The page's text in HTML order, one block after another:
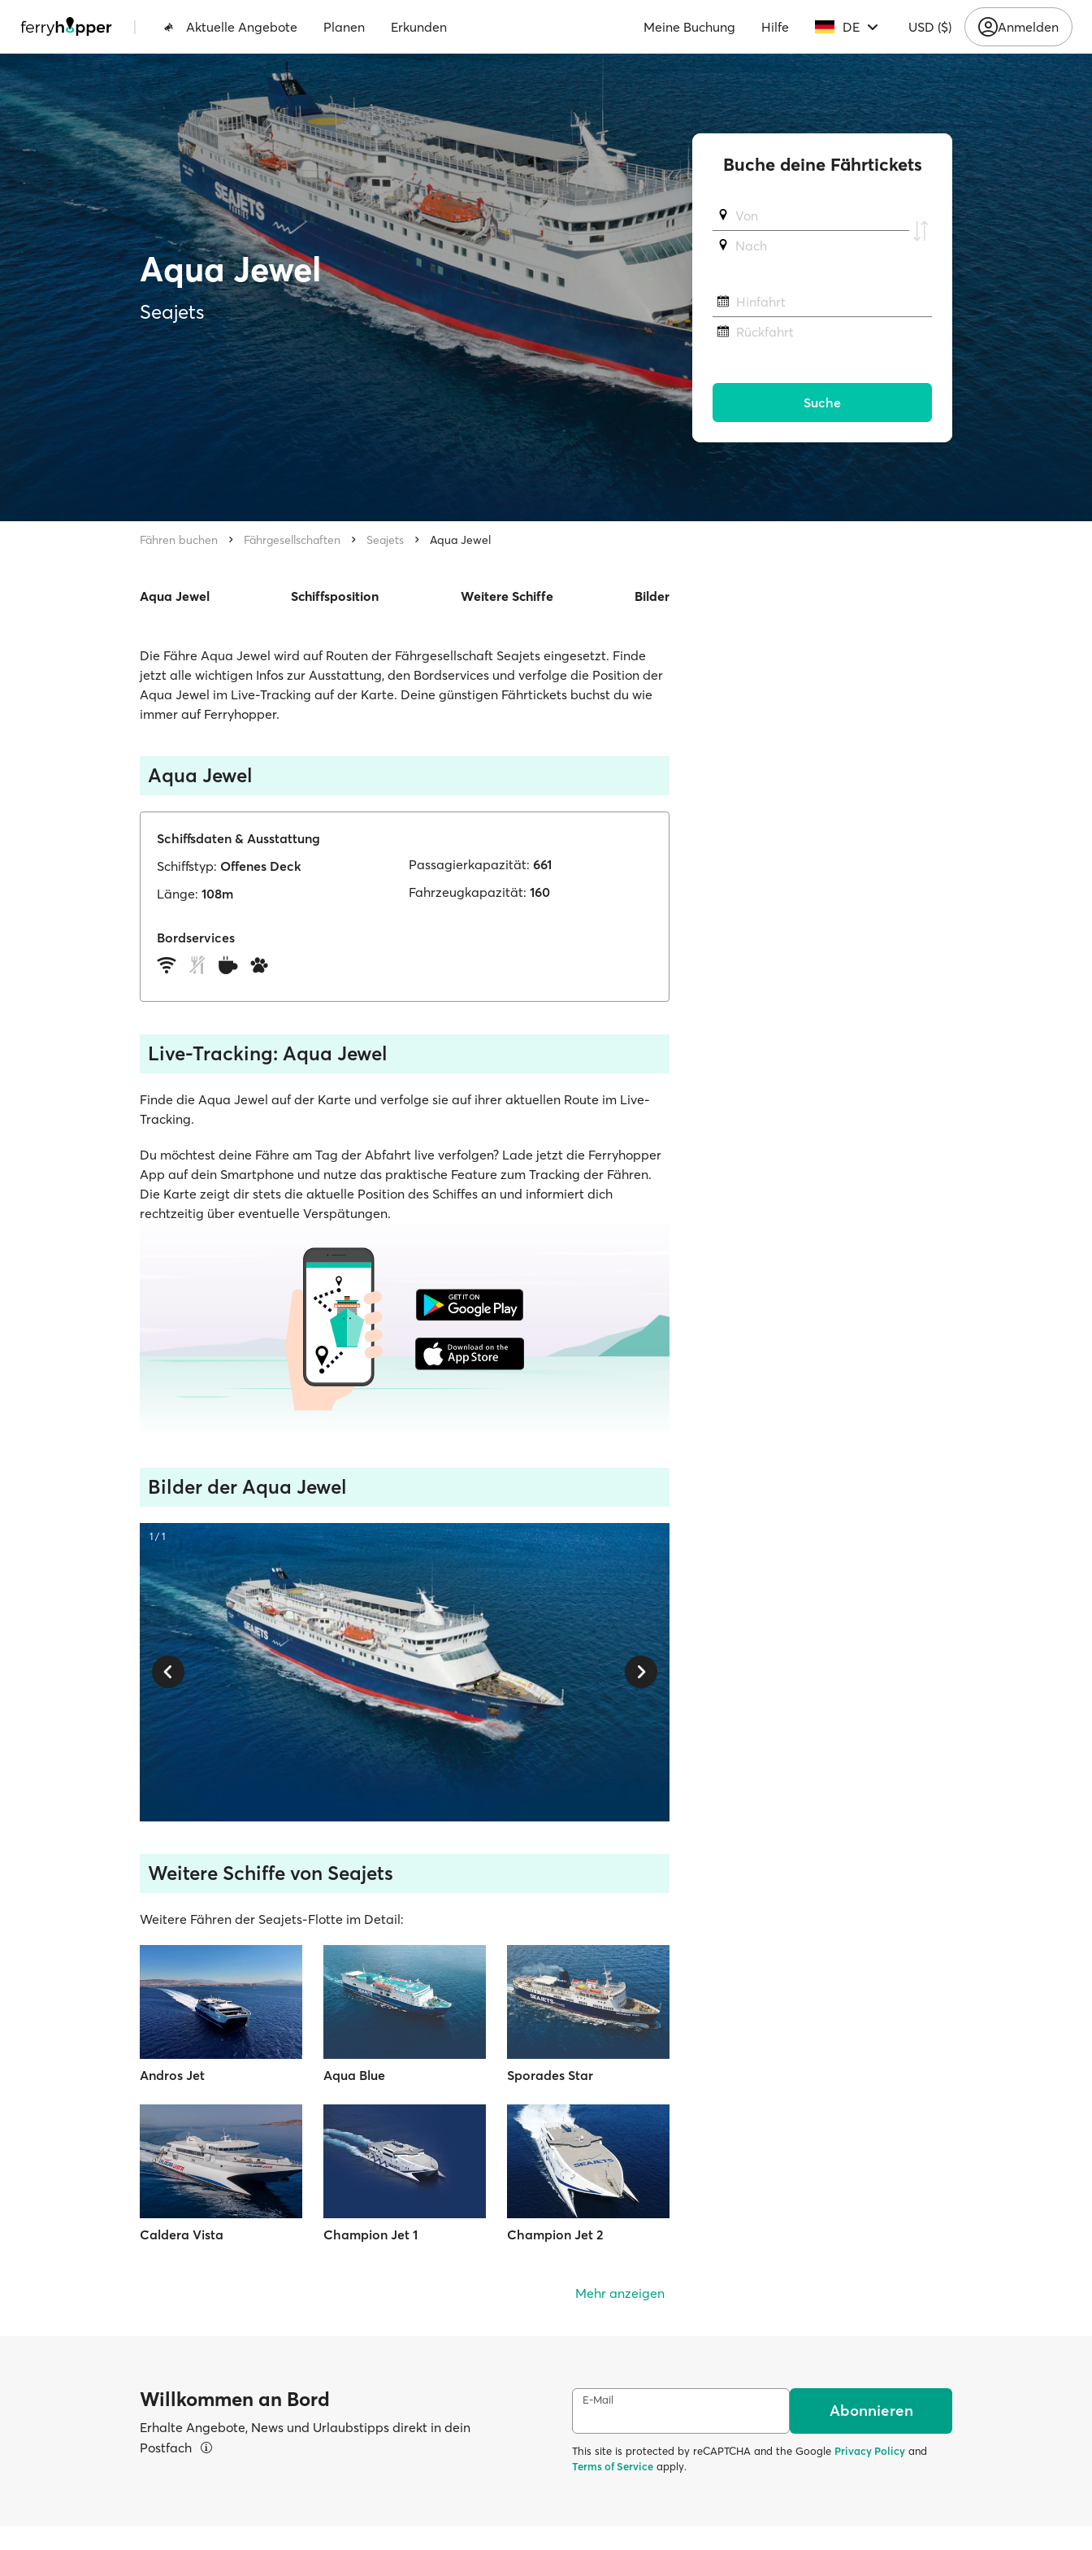
| Aktuelle Angebote Planen Erkunden Meine Buchung Hilfe DE USD ($) Anmelden
Aqua Jewel
Seajets
Fähren buchen Fährgesellschaften Seajets Aqua Jewel
Aqua Jewel Schiffsposition Weitere Schiffe Bilder
Die Fähre Aqua Jewel wird auf Routen der Fährgesellschaft Seajets eingesetzt. Finde
jetzt alle wichtigen Infos zur Ausstattung, den Bordservices und verfolge die Position der
Aqua Jewel im Live-Tracking auf der Karte. Deine günstigen Fährtickets buchst du wie
immer auf Ferryhopper.
Aqua Jewel
Schiffsdaten & Ausstattung
Schiffstyp: Offenes Deck
Länge: 108m
Passagierkapazität: 661
Fahrzeugkapazität: 160
Bordservices
Live-Tracking: Aqua Jewel
Finde die Aqua Jewel auf der Karte und verfolge sie auf ihrer aktuellen Route im Live-
Tracking.
Du möchtest deine Fähre am Tag der Abfahrt live verfolgen? Lade jetzt die Ferryhopper
App auf dein Smartphone und nutze das praktische Feature zum Tracking der Fähren.
Die Karte zeigt dir stets die aktuelle Position des Schiffes an und informiert dich
rechtzeitig über eventuelle Verspätungen.
Bilder der Aqua Jewel
1 / 1
Weitere Schiffe von Seajets
Weitere Fähren der Seajets-Flotte im Detail:
Andros Jet Aqua Blue Sporades Star
Caldera Vista Champion Jet 1 Champion Jet 2
Mehr anzeigen
Buche deine Fährtickets
Von
Νach
Hinfahrt
Rückfahrt
Suche
Willkommen an Bord
Erhalte Angebote, News und Urlaubstipps direkt in dein
Postfach
E-Mail
Abonnieren
This site is protected by reCAPTCHA and the Google Privacy Policy and
Terms of Service apply.